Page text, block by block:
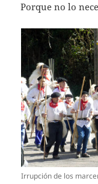
Porque no lo
Irrupción de los